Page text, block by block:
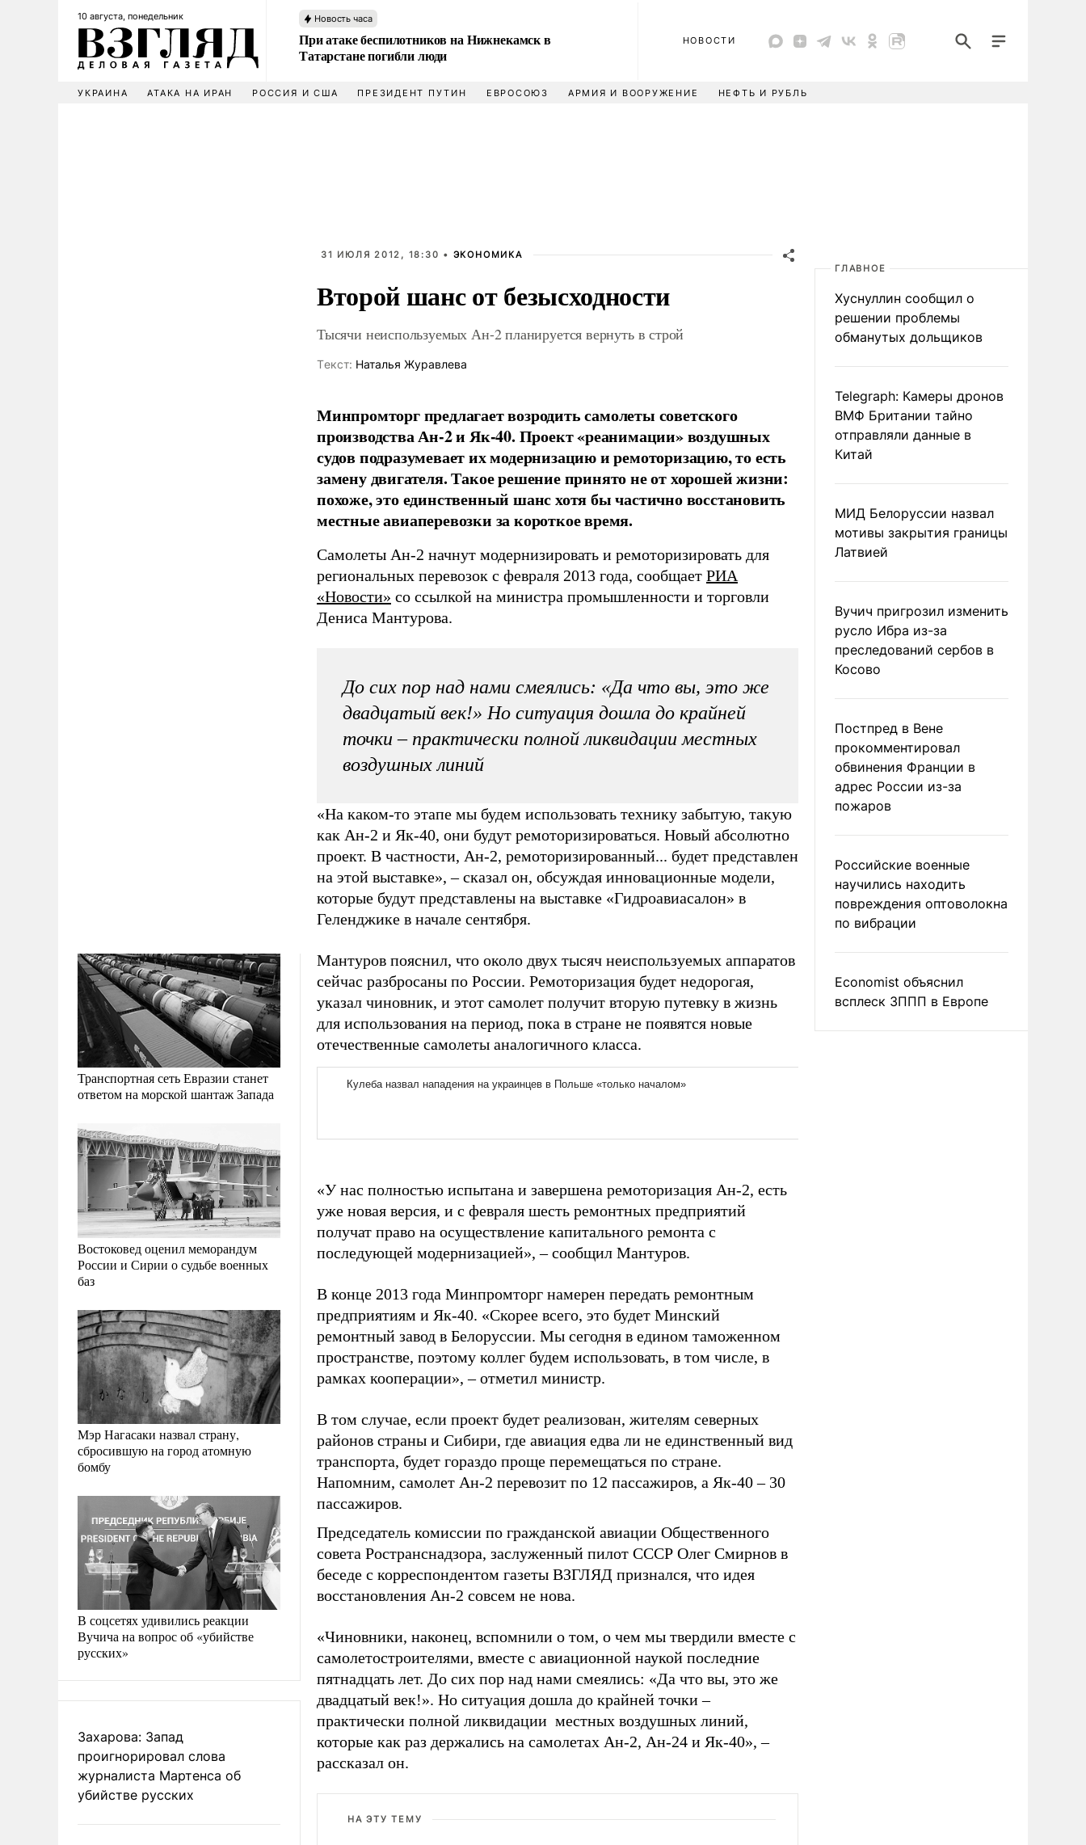
10 августа, понедельник Новость часа
При атаке беспилотников на Нижнекамск в
Татарстане погибли люди
НОВОСТИ
УКРАИНА АТАКА НА ИРАН РОССИЯ И США ПРЕЗИДЕНТ ПУТИН ЕВРОСОЮЗ АРМИЯ И ВООРУЖЕНИЕ НЕФТЬ И РУБЛЬ
Транспортная сеть Евразии станет
ответом на морской шантаж Запада
Востоковед оценил меморандум
России и Сирии о судьбе военных
баз
Мэр Нагасаки назвал страну,
сбросившую на город атомную
бомбу
В соцсетях удивились реакции
Вучича на вопрос об «убийстве
русских»
Захарова: Запад
проигнорировал слова
журналиста Мартенса об
убийстве русских
31 ИЮЛЯ 2012, 18:30 • ЭКОНОМИКА
Второй шанс от безысходности
Тысячи неиспользуемых Ан-2 планируется вернуть в строй
Tекст: Наталья Журавлева
Минпромторг предлагает возродить самолеты советского
производства Ан-2 и Як-40. Проект «реанимации» воздушных
судов подразумевает их модернизацию и ремоторизацию, то есть
замену двигателя. Такое решение принято не от хорошей жизни:
похоже, это единственный шанс хотя бы частично восстановить
местные авиаперевозки за короткое время.
Самолеты Ан-2 начнут модернизировать и ремоторизировать для
региональных перевозок с февраля 2013 года, сообщает РИА
«Новости» со ссылкой на министра промышленности и торговли
Дениса Мантурова.
До сих пор над нами смеялись: «Да что вы, это же
двадцатый век!» Но ситуация дошла до крайней
точки – практически полной ликвидации местных
воздушных линий
«На каком-то этапе мы будем использовать технику забытую, такую
как Ан-2 и Як-40, они будут ремоторизироваться. Новый абсолютно
проект. В частности, Ан-2, ремоторизированный... будет представлен
на этой выставке», – сказал он, обсуждая инновационные модели,
которые будут представлены на выставке «Гидроавиасалон» в
Геленджике в начале сентября.
Мантуров пояснил, что около двух тысяч неиспользуемых аппаратов
сейчас разбросаны по России. Ремоторизация будет недорогая,
указал чиновник, и этот самолет получит вторую путевку в жизнь
для использования на период, пока в стране не появятся новые
отечественные самолеты аналогичного класса.
«У нас полностью испытана и завершена ремоторизация Ан-2, есть
уже новая версия, и с февраля шесть ремонтных предприятий
получат право на осуществление капитального ремонта с
последующей модернизацией», – сообщил Мантуров.
В конце 2013 года Минпромторг намерен передать ремонтным
предприятиям и Як-40. «Скорее всего, это будет Минский
ремонтный завод в Белоруссии. Мы сегодня в едином таможенном
пространстве, поэтому коллег будем использовать, в том числе, в
рамках кооперации», – отметил министр.
В том случае, если проект будет реализован, жителям северных
районов страны и Сибири, где авиация едва ли не единственный вид
транспорта, будет гораздо проще перемещаться по стране.
Напомним, самолет Ан-2 перевозит по 12 пассажиров, а Як-40 – 30
пассажиров.
Председатель комиссии по гражданской авиации Общественного
совета Ространснадзора, заслуженный пилот СССР Олег Смирнов в
беседе с корреспондентом газеты ВЗГЛЯД признался, что идея
восстановления Ан-2 совсем не нова.
«Чиновники, наконец, вспомнили о том, о чем мы твердили вместе с
самолетостроителями, вместе с авиационной наукой последние
пятнадцать лет. До сих пор над нами смеялись: «Да что вы, это же
двадцатый век!». Но ситуация дошла до крайней точки –
практически полной ликвидации местных воздушных линий,
которые как раз держались на самолетах Ан-2, Ан-24 и Як-40», –
рассказал он.
НА ЭТУ ТЕМУ
ГЛАВНОЕ
Хуснуллин сообщил о
решении проблемы
обманутых дольщиков
Telegraph: Камеры дронов
ВМФ Британии тайно
отправляли данные в
Китай
МИД Белоруссии назвал
мотивы закрытия границы
Латвией
Вучич пригрозил изменить
русло Ибра из-за
преследований сербов в
Косово
Постпред в Вене
прокомментировал
обвинения Франции в
адрес России из-за
пожаров
Российские военные
научились находить
повреждения оптоволокна
по вибрации
Economist объяснил
всплеск ЗППП в Европе